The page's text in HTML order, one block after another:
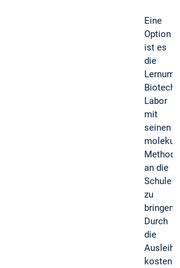
Eine
Option
ist es
die
Labor
mit
seinen
an die
Schule
zu
bringen.
Durch
die
Ausleihe